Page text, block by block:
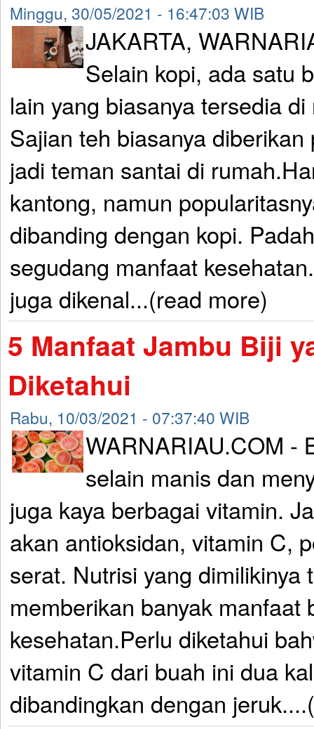
Minggu, 30/05/2021 - 16:47:03 WIB
JAKARTA,
Selain kopi, ada satu
lain yang biasanya tersedia
Sajian teh biasanya
jadi teman santai di
kantong, namun
dibanding dengan kopi.
segudang manfaat
juga dikenal...(read more)
5 Manfaat Jambu Biji
Diketahui
Rabu, 10/03/2021 - 07:37:40 WIB
WARNARIAU.COM -
selain manis dan
juga kaya berbagai vitamin.
akan antioksidan, vitamin C,
serat. Nutrisi yang dimilikinya
memberikan banyak manfaat
kesehatan.Perlu diketahui
vitamin C dari buah ini dua
dibandingkan dengan